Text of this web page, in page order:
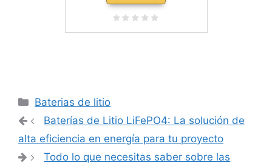
Categorías
Baterias de litio
Navegación
de
Baterías de Litio LiFePO4: La solución de
alta eficiencia en energía para tu proyecto
Todo lo que necesitas saber sobre las